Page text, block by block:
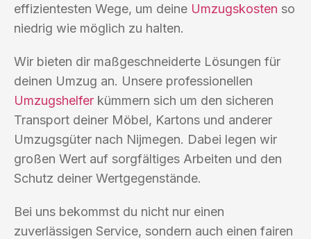
effizientesten Wege, um deine Umzugskosten so
niedrig wie möglich zu halten.
Wir bieten dir maßgeschneiderte Lösungen für
deinen Umzug an. Unsere professionellen
Umzugshelfer kümmern sich um den sicheren
Transport deiner Möbel, Kartons und anderer
Umzugsgüter nach Nijmegen. Dabei legen wir
großen Wert auf sorgfältiges Arbeiten und den
Schutz deiner Wertgegenstände.
Bei uns bekommst du nicht nur einen
zuverlässigen Service, sondern auch einen fairen